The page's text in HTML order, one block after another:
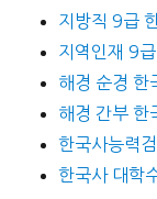
지방직 9급
지역인재 9
해경 순경 한
해경 간부 한
한국사능력
한국사 대학